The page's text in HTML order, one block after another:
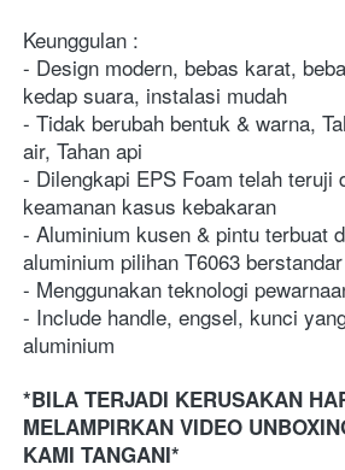
Keunggulan :
- Design modern, bebas karat,
kedap suara, instalasi mudah
- Tidak berubah bentuk & warna,
air, Tahan api
- Dilengkapi EPS Foam telah teruji
keamanan kasus kebakaran
- Aluminium kusen & pintu terbuat
aluminium pilihan T6063
- Menggunakan teknologi
- Include handle, engsel, kunci
aluminium
*BILA TERJADI KERUSAKAN
MELAMPIRKAN VIDEO
KAMI TANGANI*